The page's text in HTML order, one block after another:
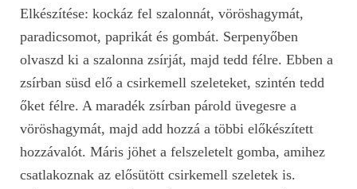
Elkészítése: kockáz fel szalonnát, vöröshagymát,
paradicsomot, paprikát és gombát. Serpenyőben
olvaszd ki a szalonna zsírját, majd tedd félre. Ebben a
zsírban süsd elő a csirkemell szeleteket, szintén tedd
őket félre. A maradék zsírban párold üvegesre a
vöröshagymát, majd add hozzá a többi előkészített
hozzávalót. Máris jöhet a felszeletelt gomba, amihez
csatlakoznak az elősütött csirkemell szeletek is.